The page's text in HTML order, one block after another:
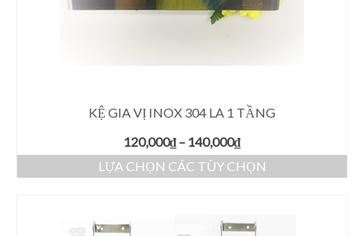
KỆ GIA VỊ INOX 304 LA 1 TẦNG
120,000₫ – 140,000₫
LỰA CHỌN CÁC TÙY CHỌN